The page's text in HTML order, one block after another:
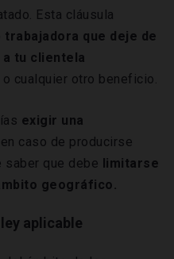
Esta cláusula
trabajadora que deje de
tu clientela
cualquier otro beneficio.
exigir una
en caso de producirse
saber que debe limitarse
geográfico.
aplicable